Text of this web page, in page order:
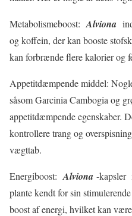
Metabolismeboost: Alviona
og koffein, der kan booste
kan forbrænde flere kalorier og
Appetitdæmpende middel:
såsom Garcinia Cambogia og
appetitdæmpende egenskaber.
kontrollere trang og
vægttab.
Energiboost: Alviona -kapsler
plante kendt for sin
boost af energi, hvilket kan